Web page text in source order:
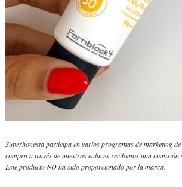
Superhonesta participa en varios programas de marketing
compra a través de nuestros enlaces recibimos una
Este producto NO ha sido proporcionado por la marca.